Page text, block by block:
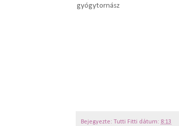
gyógytornász
Bejegyezte: Tutti Fitti dátum: 8:13